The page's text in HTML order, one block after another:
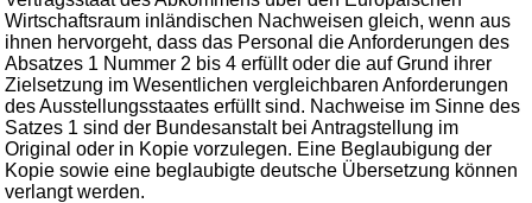
Wirtschaftsraum inländischen Nachweisen gleich, wenn aus
ihnen hervorgeht, dass das Personal die Anforderungen des
Absatzes 1 Nummer 2 bis 4 erfüllt oder die auf Grund ihrer
Zielsetzung im Wesentlichen vergleichbaren Anforderungen
des Ausstellungsstaates erfüllt sind. Nachweise im Sinne des
Satzes 1 sind der Bundesanstalt bei Antragstellung im
Original oder in Kopie vorzulegen. Eine Beglaubigung der
Kopie sowie eine beglaubigte deutsche Übersetzung können
verlangt werden.